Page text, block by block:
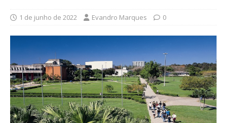
1 de junho de 2022 Evandro Marques 0